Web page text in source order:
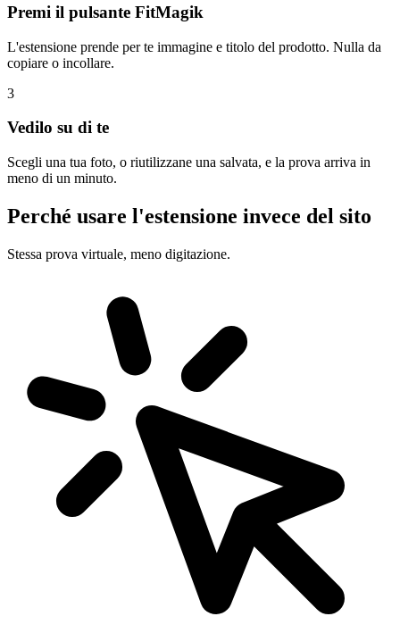
Premi il pulsante FitMagik
L'estensione prende per te immagine e titolo del prodotto. Nulla da
copiare o incollare.
3
Vedilo su di te
Scegli una tua foto, o riutilizzane una salvata, e la prova arriva in
meno di un minuto.
Perché usare l'estensione invece del sito
Stessa prova virtuale, meno digitazione.